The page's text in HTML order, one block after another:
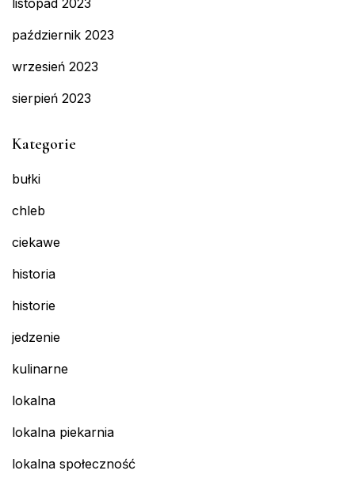
listopad 2023
październik 2023
wrzesień 2023
sierpień 2023
Kategorie
bułki
chleb
ciekawe
historia
historie
jedzenie
kulinarne
lokalna
lokalna piekarnia
lokalna społeczność